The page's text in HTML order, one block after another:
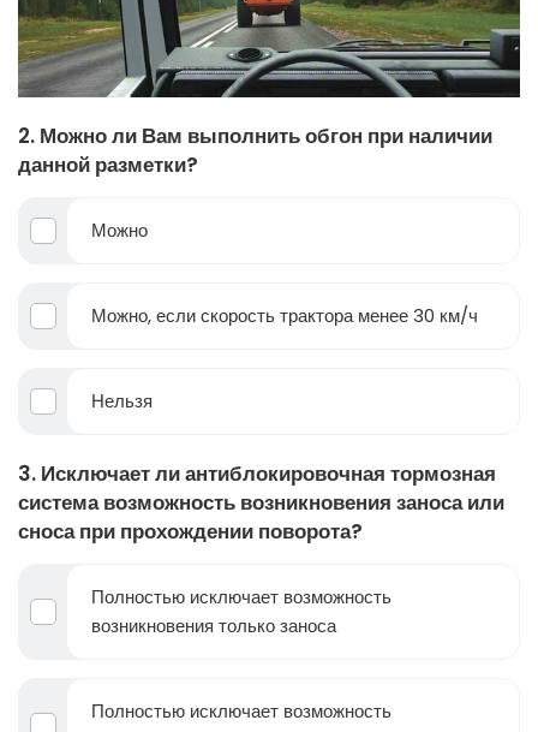
2. Можно ли Вам выполнить обгон при наличии
данной разметки?
Можно
Можно, если скорость трактора менее 30 км/ч
Нельзя
3. Исключает ли антиблокировочная тормозная
система возможность возникновения заноса или
сноса при прохождении поворота?
Полностью исключает возможность
возникновения только заноса
Полностью исключает возможность